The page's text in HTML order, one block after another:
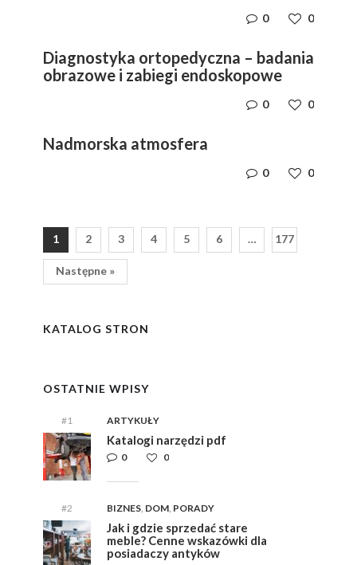
0
0
Diagnostyka ortopedyczna – badania
obrazowe i zabiegi endoskopowe
0
0
Nadmorska atmosfera
0
0
1 2 3 4 5 6 … 177
Następne »
KATALOG STRON
OSTATNIE WPISY
#1 ARTYKUŁY
Katalogi narzędzi pdf
0
0
#2 BIZNES, DOM, PORADY
Jak i gdzie sprzedać stare
meble? Cenne wskazówki dla
posiadaczy antyków